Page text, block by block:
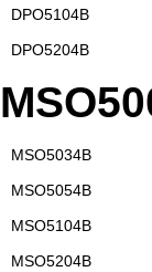
DPO5104B
DPO5204B
MSO5034B
MSO5054B
MSO5104B
MSO5204B